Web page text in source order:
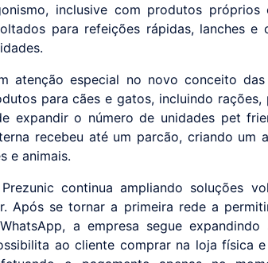
inclusive com produtos próprios
para refeições rápidas, lanches e
atenção especial no novo conceito
para cães e gatos, incluindo rações,
expandir o número de unidades pet
recebeu até um parcão, criando um
e animais.
continua ampliando soluções
Após se tornar a primeira rede a
a empresa segue expandindo
ao cliente comprar na loja física